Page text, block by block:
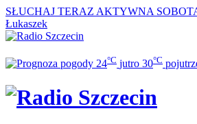
SŁUCHAJ TERAZ AKTYWNA
Łukaszek
24°C jutro 30°C